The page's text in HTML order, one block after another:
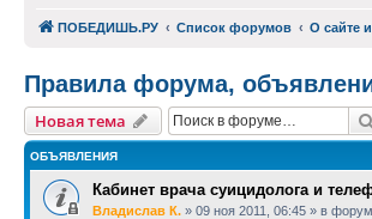
ПОБЕДИШЬ.РУ Список форумов О сайте
Правила форума,
Новая тема
ОБЪЯВЛЕНИЯ
Кабинет врача суицидолога и
Владислав К. » 09 ноя 2011, 06:45 » в